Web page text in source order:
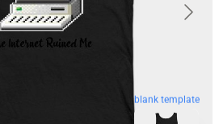
blank template